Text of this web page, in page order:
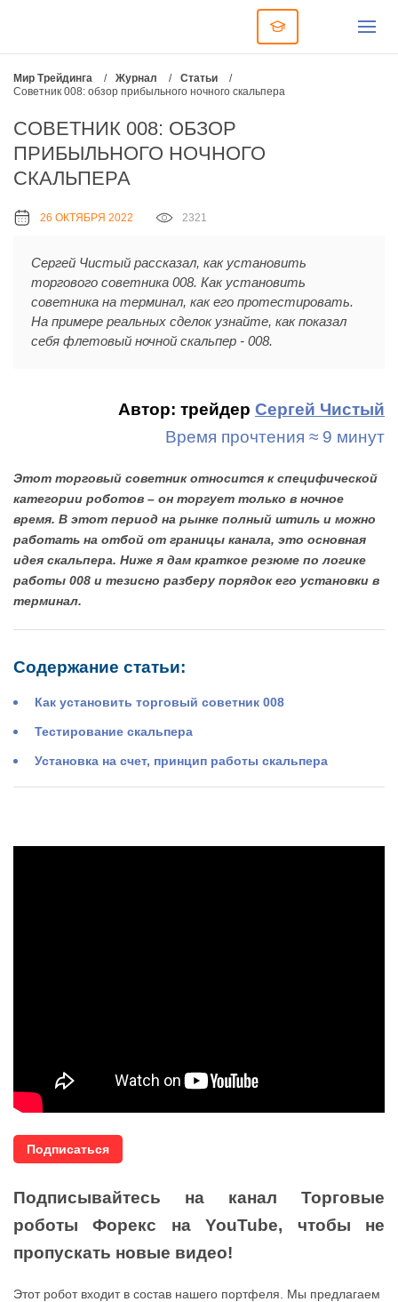
Мир Трейдинга / Журнал / Статьи
/
Советник 008: обзор прибыльного ночного скальпера
СОВЕТНИК 008: ОБЗОР
ПРИБЫЛЬНОГО НОЧНОГО
СКАЛЬПЕРА
26 ОКТЯБРЯ 2022 2321
Сергей Чистый рассказал, как установить
торгового советника 008. Как установить
советника на терминал, как его протестировать.
На примере реальных сделок узнайте, как показал
себя флетовый ночной скальпер - 008.
Автор: трейдер Сергей Чистый
Время прочтения ≈ 9 минут
Этот торговый советник относится к специфической
категории роботов – он торгует только в ночное
время. В этот период на рынке полный штиль и можно
работать на отбой от границы канала, это основная
идея скальпера. Ниже я дам краткое резюме по логике
работы 008 и тезисно разберу порядок его установки в
терминал.
Содержание статьи:
Как установить торговый советник 008
Тестирование скальпера
Установка на счет, принцип работы скальпера
Подписаться
Подписывайтесь на канал Торговые
роботы Форекс на YouTube, чтобы не
пропускать новые видео!
Этот робот входит в состав нашего портфеля. Мы предлагаем